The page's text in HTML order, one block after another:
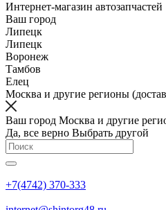
Интернет-магазин автозапчастей
Ваш город
Липецк
Липецк
Воронеж
Тамбов
Елец
Москва и другие регионы
Ваш город Москва и другие
Да, все верно Выбрать другой
+7(4742) 370-333